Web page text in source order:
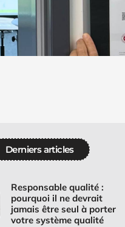
Derniers articles
Responsable qualité :
pourquoi il ne devrait
jamais être seul à porter
votre système qualité